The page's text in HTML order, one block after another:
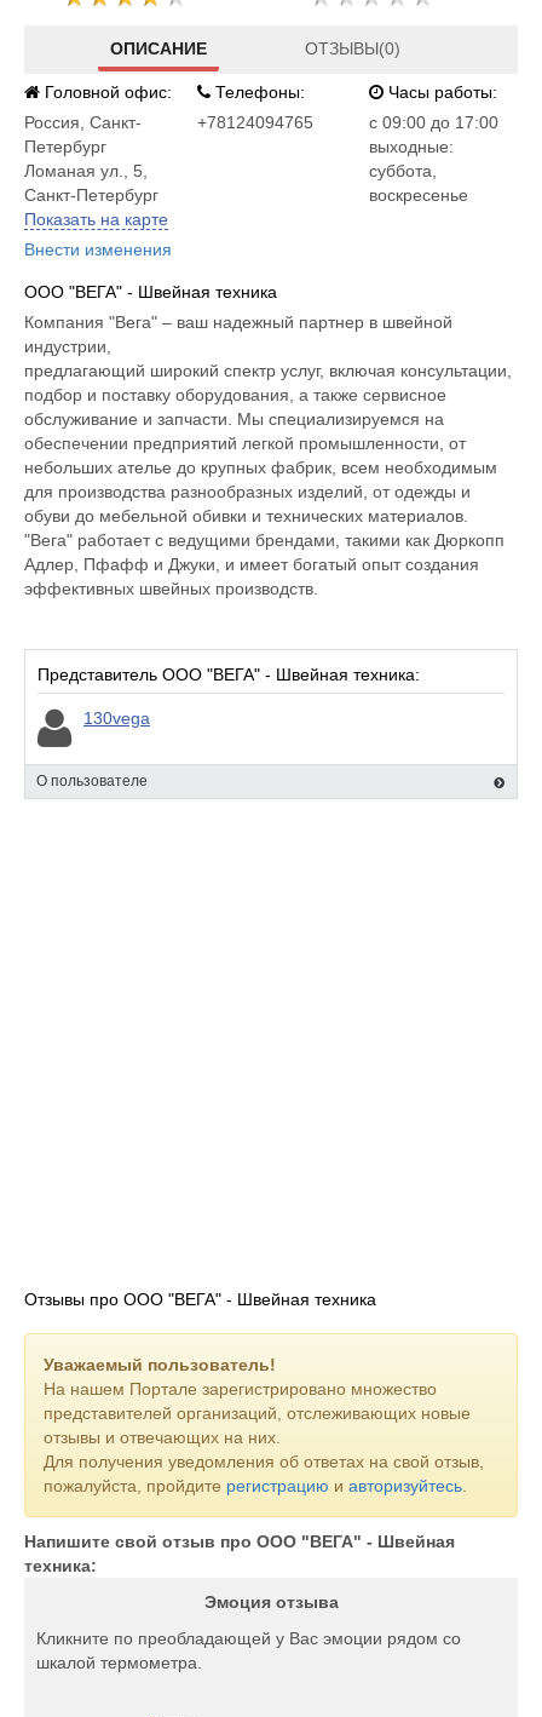
ОПИСАНИЕ ОТЗЫВЫ(0)
Головной офис:
Россия Санкт-
Петербург
Ломаная ул., 5,
Санкт-Петербург
Показать на карте
Внести изменения
Телефоны:
+78124094765
Часы работы:
c 09:00 до 17:00
выходные:
суббота,
воскресенье
ООО "ВЕГА" - Швейная техника
Компания "Вега" – ваш надежный партнер в швейной
индустрии,
предлагающий широкий спектр услуг, включая консультации,
подбор и поставку оборудования, а также сервисное
обслуживание и запчасти. Мы специализируемся на
обеспечении предприятий легкой промышленности, от
небольших ателье до крупных фабрик, всем необходимым
для производства разнообразных изделий, от одежды и
обуви до мебельной обивки и технических материалов.
"Вега" работает с ведущими брендами, такими как Дюркопп
Адлер, Пфафф и Джуки, и имеет богатый опыт создания
эффективных швейных производств.
Представитель ООО "ВЕГА" - Швейная техника:
130vega
О пользователе
Отзывы про ООО "ВЕГА" - Швейная техника
Уважаемый пользователь!
На нашем Портале зарегистрировано множество
представителей организаций, отслеживающих новые
отзывы и отвечающих на них.
Для получения уведомления об ответах на свой отзыв,
пожалуйста, пройдите регистрацию и авторизуйтесь
Напишите свой отзыв про ООО "ВЕГА" - Швейная
техника:
Эмоция отзыва
Кликните по преобладающей у Вас эмоции рядом со
шкалой термометра.